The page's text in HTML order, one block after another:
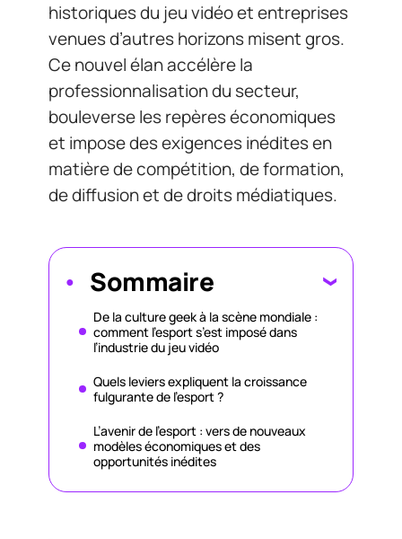
historiques du jeu vidéo et entreprises
venues d’autres horizons misent gros.
Ce nouvel élan accélère la
professionnalisation du secteur,
bouleverse les repères économiques
et impose des exigences inédites en
matière de compétition, de formation,
de diffusion et de droits médiatiques.
Sommaire
De la culture geek à la scène mondiale :
comment l’esport s’est imposé dans
l’industrie du jeu vidéo
Quels leviers expliquent la croissance
fulgurante de l’esport ?
L’avenir de l’esport : vers de nouveaux
modèles économiques et des
opportunités inédites